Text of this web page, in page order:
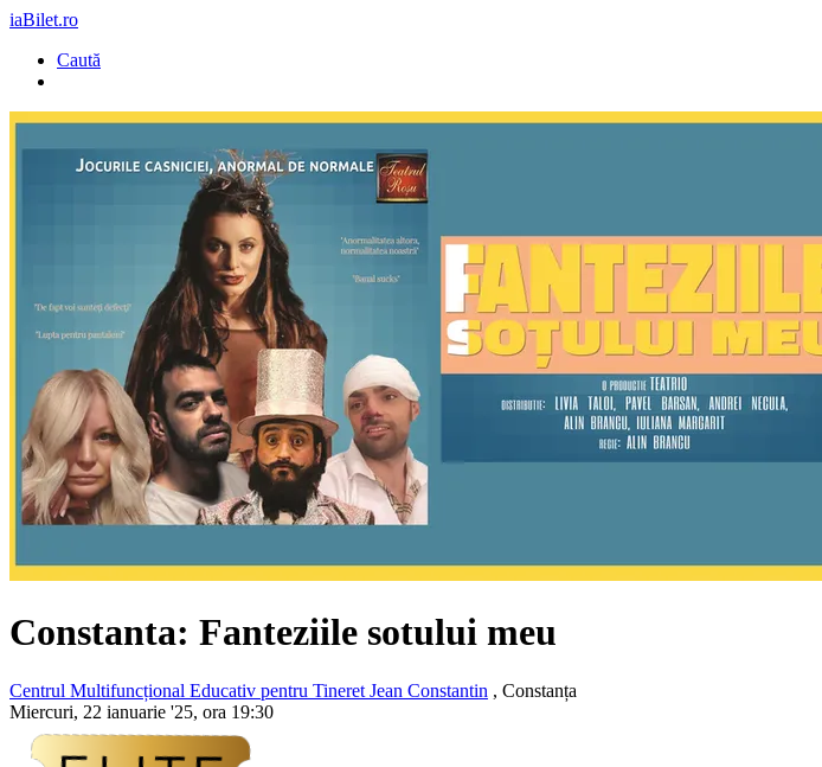
iaBilet.ro
Caută
Constanta: Fanteziile sotului meu
Centrul Multifuncțional Educativ pentru Tineret Jean Constantin , Constanța
Miercuri, 22 ianuarie '25, ora 19:30